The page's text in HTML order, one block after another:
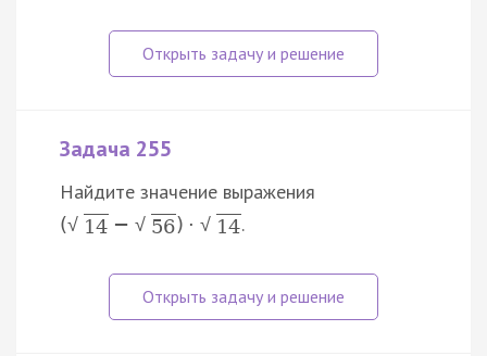
Задача 255
Найдите значение выражения
(√ 14 − √ 56) ⋅ √ 14.